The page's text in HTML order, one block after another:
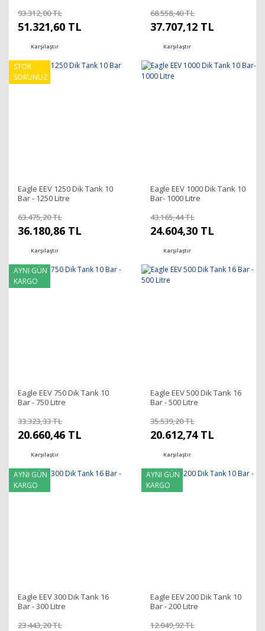
93.312,00 TL
51.321,60 TL
Karşılaştır
68.558,40 TL
37.707,12 TL
Karşılaştır
STOK
SORUNUZ
Eagle EEV 1250 Dik Tank 10
Bar - 1250 Litre
63.475,20 TL
36.180,86 TL
Karşılaştır
Eagle EEV 1000 Dik Tank 10
Bar- 1000 Litre
43.165,44 TL
24.604,30 TL
Karşılaştır
AYNI GÜN
KARGO
Eagle EEV 750 Dik Tank 10
Bar - 750 Litre
33.323,33 TL
20.660,46 TL
Karşılaştır
Eagle EEV 500 Dik Tank 16
Bar - 500 Litre
35.539,20 TL
20.612,74 TL
Karşılaştır
AYNI GÜN
KARGO
Eagle EEV 300 Dik Tank 16
Bar - 300 Litre
23.443,20 TL
AYNI GÜN
KARGO
Eagle EEV 200 Dik Tank 10
Bar - 200 Litre
12.049,92 TL